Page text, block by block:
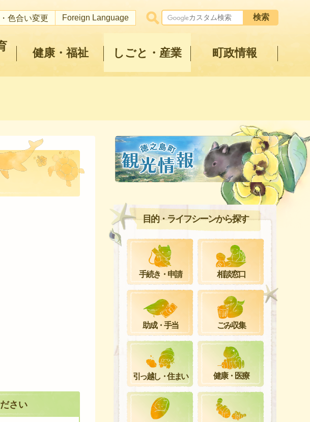
色合い変更 Foreign Language
健康・福祉 しごと・産業 町政情報
さい
目的・ライフシーンから探す
手続き・申請 相談窓口
助成・手当 ごみ収集
引っ越し・住まい 健康・医療